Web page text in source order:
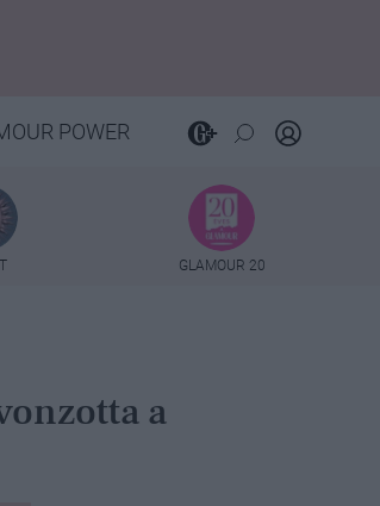
POWER
GLAMOUR 20
a